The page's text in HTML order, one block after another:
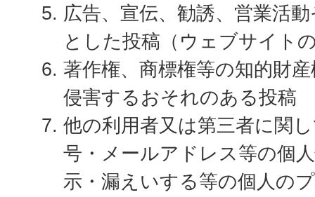
広告、宣伝、勧誘、営業活
とした投稿（ウェブサイト
著作権、商標権等の知的財
侵害するおそれのある投稿
他の利用者又は第三者に関
号・メールアドレス等の個
示・漏えいする等の個人の